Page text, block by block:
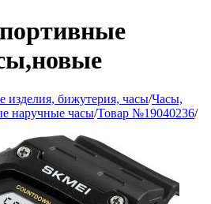
бижутерия, часы/Часы,
наручные часы/Товар №19040236/